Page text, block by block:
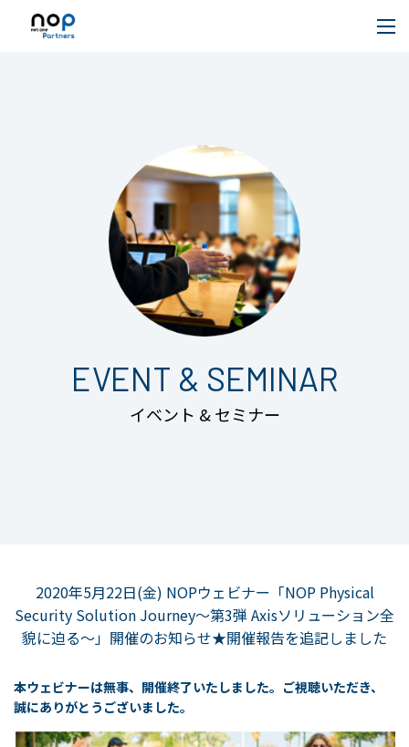
EVENT & SEMINAR
イベント & セミナー
2020年5月22日(金) NOPウェビナー「NOP Physical
Security Solution Journey～第3弾 Axisソリューション全
貌に迫る～」開催のお知らせ★開催報告を追記しました
本ウェビナーは無事、開催終了いたしました。 ご視聴いただき、
誠にありがとうございました。